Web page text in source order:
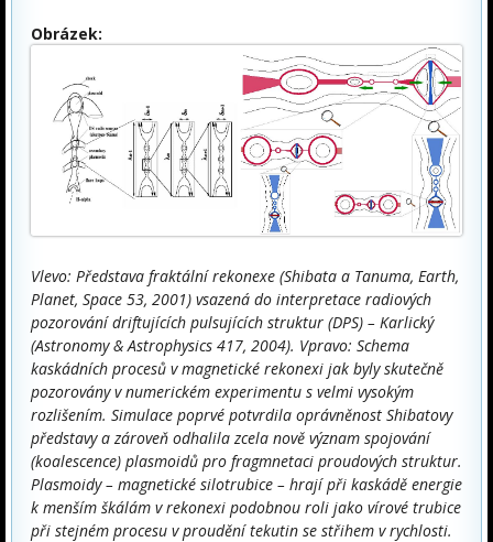
Obrázek:
Vlevo: Představa fraktální rekonexe (Shibata a Tanuma, Earth,
Planet, Space 53, 2001) vsazená do interpretace radiových
pozorování driftujících pulsujících struktur (DPS) – Karlický
(Astronomy & Astrophysics 417, 2004). Vpravo: Schema
kaskádních procesů v magnetické rekonexi jak byly skutečně
pozorovány v numerickém experimentu s velmi vysokým
rozlišením. Simulace poprvé potvrdila oprávněnost Shibatovy
představy a zároveň odhalila zcela nově význam spojování
(koalescence) plasmoidů pro fragmnetaci proudových struktur.
Plasmoidy – magnetické silotrubice – hrají při kaskádě energie
k menším škálám v rekonexi podobnou roli jako vírové trubice
při stejném procesu v proudění tekutin se střihem v rychlosti.